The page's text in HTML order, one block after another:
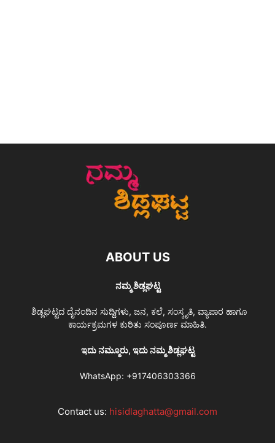
ABOUT US
ನಮ್ಮ ಶಿಡ್ಲಘಟ್ಟ
ಶಿಡ್ಲಘಟ್ಟದ ದೈನಂದಿನ ಸುದ್ದಿಗಳು, ಜನ, ಕಲೆ, ಸಂಸ್ಕೃತಿ, ವ್ಯಾಪಾರ ಹಾಗೂ
ಕಾರ್ಯಕ್ರಮಗಳ ಕುರಿತು ಸಂಪೂರ್ಣ ಮಾಹಿತಿ.
ಇದು ನಮ್ಮೂರು, ಇದು ನಮ್ಮ ಶಿಡ್ಲಘಟ್ಟ
WhatsApp: +917406303366
Contact us: hisidlaghatta@gmail.com